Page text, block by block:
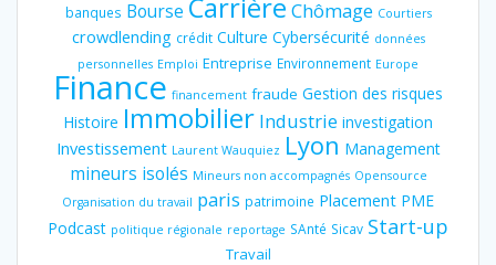
banques Bourse Chômage Courtiers
crowdlending crédit Culture Cybersécurité données
personnelles Emploi Entreprise Environnement Europe
Finance financement fraude Gestion des risques
Histoire Immobilier Industrie investigation
Investissement Laurent Wauquiez Lyon Management
mineurs isolés Mineurs non accompagnés Opensource
Organisation du travail paris patrimoine Placement PME
Podcast politique régionale reportage SAnté Sicav Start-up
Travail